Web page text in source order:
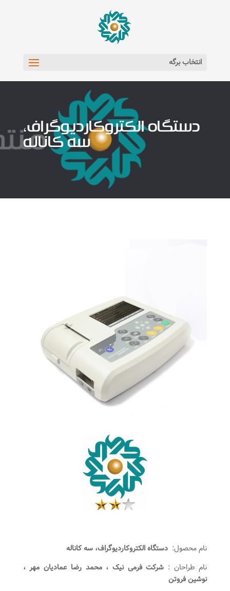
انتخاب برگه
دستگاه الکتروکاردیوگراف،
سه کاناله
نام محصول: دستگاه الکتروکاردیوگراف، سه کاناله
نام طراحان : شرکت فرمی نیک ،محمد رضا عمادیان مهر ،
نوشین فروتن